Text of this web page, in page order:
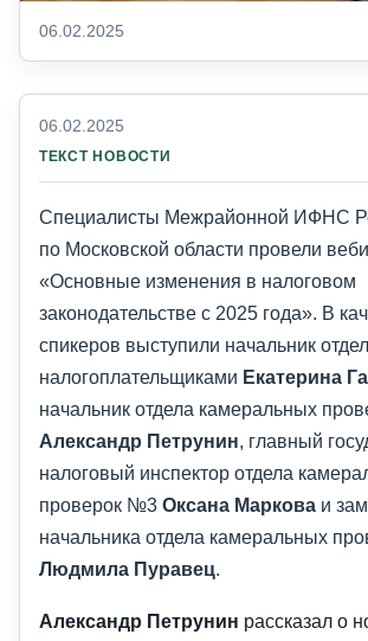
06.02.2025
06.02.2025
ТЕКСТ НОВОСТИ
Специалисты Межрайонной ИФНС
по Московской области провели
«Основные изменения в налоговом
законодательстве с 2025 года». В
спикеров выступили начальник
налогоплательщиками Екатерина
начальник отдела камеральных
Александр Петрунин, главный
налоговый инспектор отдела
проверок №3 Оксана Маркова и
начальника отдела камеральных
Людмила Пуравец.
Александр Петрунин рассказал о